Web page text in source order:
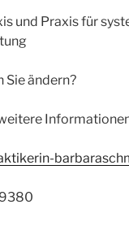
und Praxis für
Sie ändern?